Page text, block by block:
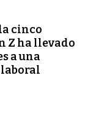
cinco
Z ha llevado
a una